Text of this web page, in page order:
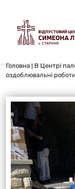
Головна | В Центрі
оздоблювальні